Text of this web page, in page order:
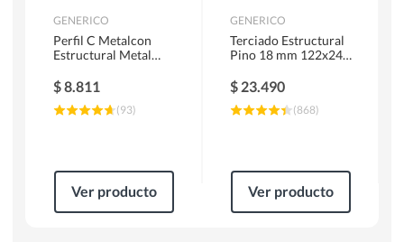
GENERICO
Perfil C Metalcon
Estructural Metal
$8.811
(93)
Ver producto
GENERICO
Terciado Estructural
Pino 18 mm 122x244
$ 23.490
(868)
Ver producto